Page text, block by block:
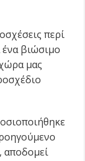
περί
βιώσιμο
μας
αποδομεί